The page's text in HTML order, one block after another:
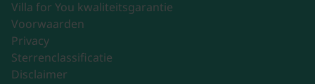
Villa for You kwaliteitsgarantie
Voorwaarden
Privacy
Sterrenclassificatie
Disclaimer